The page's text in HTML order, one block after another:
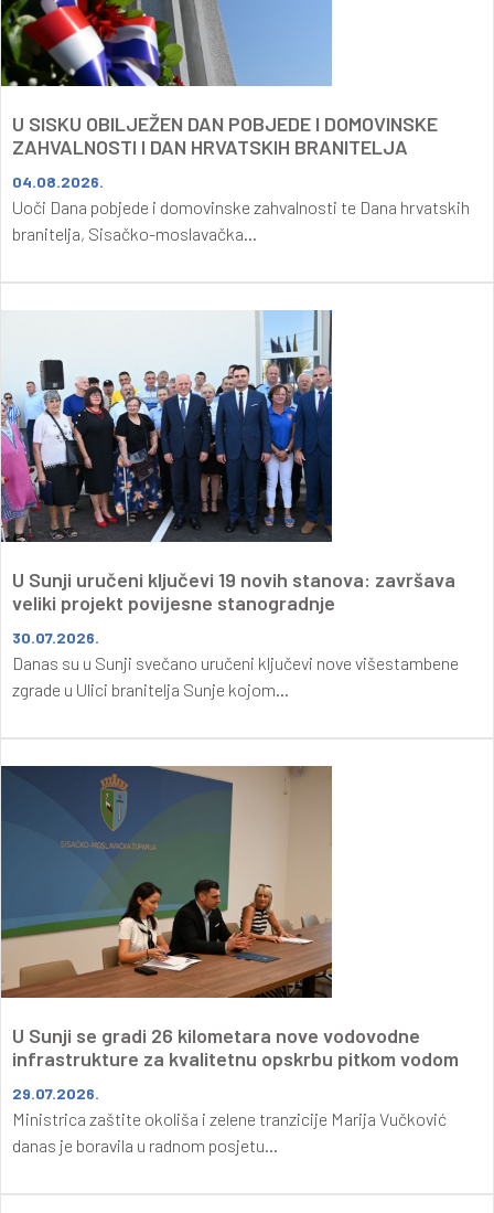
U SISKU OBILJEŽEN DAN POBJEDE I DOMOVINSKE
ZAHVALNOSTI I DAN HRVATSKIH BRANITELJA
04.08.2026.
Uoči Dana pobjede i domovinske zahvalnosti te Dana hrvatskih
branitelja, Sisačko-moslavačka...
U Sunji uručeni ključevi 19 novih stanova: završava
veliki projekt povijesne stanogradnje
30.07.2026.
Danas su u Sunji svečano uručeni ključevi nove višestambene
zgrade u Ulici branitelja Sunje kojom...
U Sunji se gradi 26 kilometara nove vodovodne
infrastrukture za kvalitetnu opskrbu pitkom vodom
29.07.2026.
Ministrica zaštite okoliša i zelene tranzicije Marija Vučković
danas je boravila u radnom posjetu...